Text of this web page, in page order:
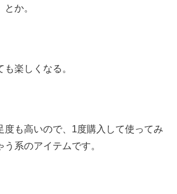
か。
楽しくなる。
度も高いので、1度購入して使ってみ
系のアイテムです。